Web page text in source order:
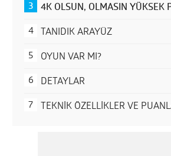
4K OLSUN, OLMASIN YÜKSEK
TANIDIK ARAYÜZ
OYUN VAR MI?
DETAYLAR
TEKNİK ÖZELLİKLER VE